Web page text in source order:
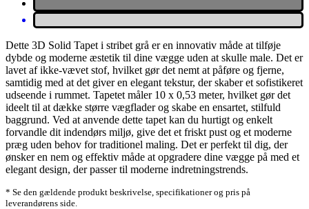
Dette 3D Solid Tapet i stribet grå er en innovativ måde at tilføje
dybde og moderne æstetik til dine vægge uden at skulle male. Det er
lavet af ikke-vævet stof, hvilket gør det nemt at påføre og fjerne,
samtidig med at det giver en elegant tekstur, der skaber et sofistikeret
udseende i rummet. Tapetet måler 10 x 0,53 meter, hvilket gør det
ideelt til at dække større vægflader og skabe en ensartet, stilfuld
baggrund. Ved at anvende dette tapet kan du hurtigt og enkelt
forvandle dit indendørs miljø, give det et friskt pust og et moderne
præg uden behov for traditionel maling. Det er perfekt til dig, der
ønsker en nem og effektiv måde at opgradere dine vægge på med et
elegant design, der passer til moderne indretningstrends.
* Se den gældende produkt beskrivelse, specifikationer og pris på
leverandørens side.